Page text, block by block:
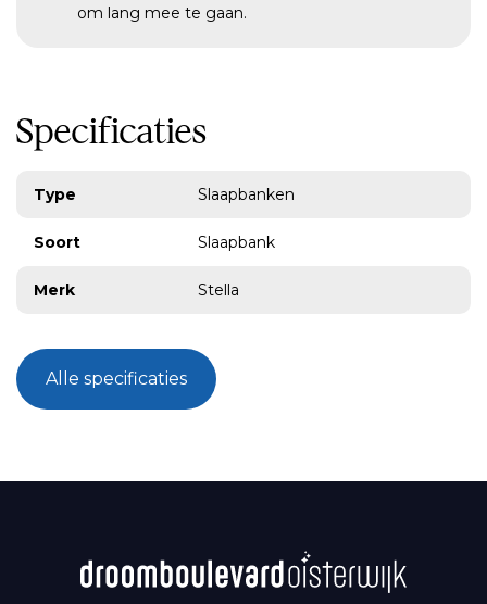
om lang mee te gaan.
Specificaties
Type Slaapbanken
Soort Slaapbank
Merk Stella
Alle specificaties